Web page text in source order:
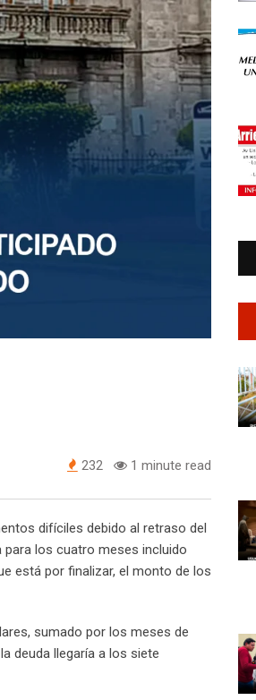
232 1 minute read
difíciles debido al retraso del
para los cuatro meses incluido
está por finalizar, el monto de los
sumado por los meses de
deuda llegaría a los siete